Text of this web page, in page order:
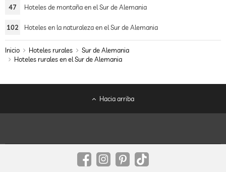
47 Hoteles de montaña en el Sur de Alemania
102 Hoteles en la naturaleza en el Sur de Alemania
Inicio Hoteles rurales
Sur de Alemania
Hoteles rurales en el Sur de Alemania
Hacia arriba